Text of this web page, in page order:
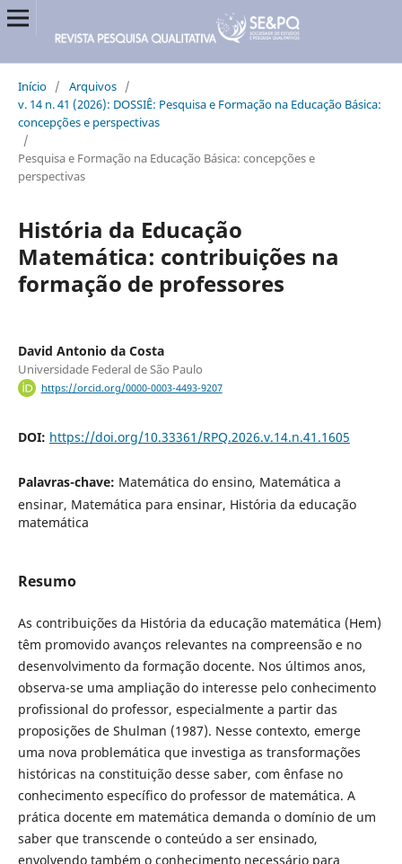
Início / Arquivos /
v. 14 n. 41 (2026): DOSSIÊ: Pesquisa e Formação na Educação Básica:
concepções e perspectivas
/
Pesquisa e Formação na Educação Básica: concepções e
perspectivas
História da Educação
Matemática: contribuições na
formação de professores
David Antonio da Costa
Universidade Federal de São Paulo
https://orcid.org/0000-0003-4493-9207
DOI: https://doi.org/10.33361/RPQ.2026.v.14.n.41.1605
Palavras-chave: Matemática do ensino, Matemática a
ensinar, Matemática para ensinar, História da educação
matemática
Resumo
As contribuições da História da educação matemática (Hem)
têm promovido avanços relevantes na compreensão e no
desenvolvimento da formação docente. Nos últimos anos,
observa-se uma ampliação do interesse pelo conhecimento
profissional do professor, especialmente a partir das
proposições de Shulman (1987). Nesse contexto, emerge
uma nova problemática que investiga as transformações
históricas na constituição desse saber, com ênfase no
conhecimento específico do professor de matemática. A
prática docente em matemática demanda o domínio de um
saber que transcende o conteúdo a ser ensinado,
envolvendo também o conhecimento necessário para